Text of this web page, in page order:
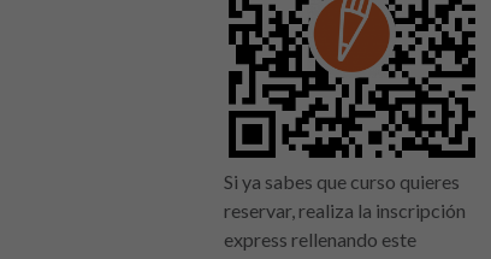
Si ya sabes que curso quieres
reservar, realiza la inscripción
express rellenando este